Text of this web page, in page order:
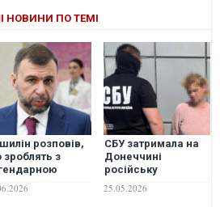
НОВИНИ ПО ТЕМІ
розповів,
з
СБУ затримала на
Донеччині
російську
ліквідувала
25.05.2026